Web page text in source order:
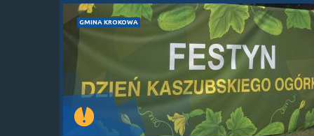
GMINA KROKOWA